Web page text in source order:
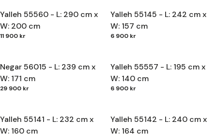
Yalleh 55560 - L: 290 cm x
W: 200 cm
11 900 kr
Yalleh 55145 - L: 242 cm x
W: 157 cm
6 900 kr
Negar 56015 - L: 239 cm x
W: 171 cm
29 900 kr
Yalleh 55557 - L: 195 cm x
W: 140 cm
6 900 kr
Yalleh 55141 - L: 232 cm x
W: 160 cm
Yalleh 55142 - L: 240 cm x
W: 164 cm